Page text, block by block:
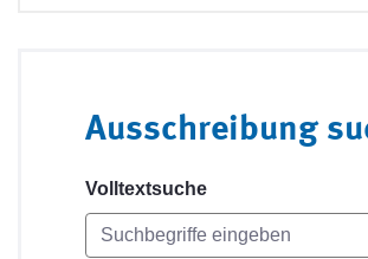
Ausschreibung
Volltextsuche